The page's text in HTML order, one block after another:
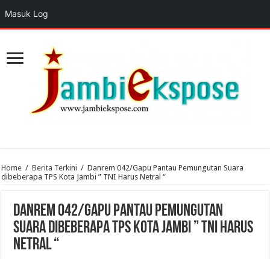
Home / Berita Terkini / Danrem 042/Gapu Pantau Pemungutan Suara
dibeberapa TPS Kota Jambi ” TNI Harus Netral “
Danrem 042/Gapu Pantau Pemungutan
Suara dibeberapa TPS Kota Jambi ” TNI Harus
Netral “
Masuk Log